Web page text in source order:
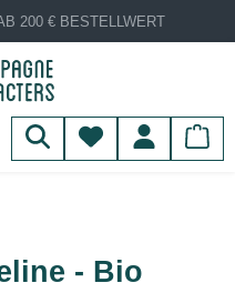
200 € BESTELLWERT
Du hast 0
- Bio